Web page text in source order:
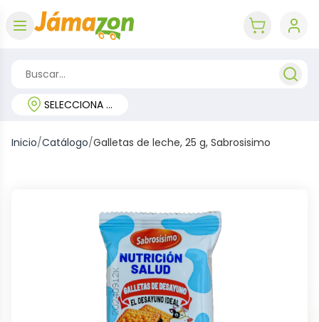
SELECCIONA TU REGIÓN
Inicio/Catálogo/Galletas de leche, 25 g, Sabrosisimo